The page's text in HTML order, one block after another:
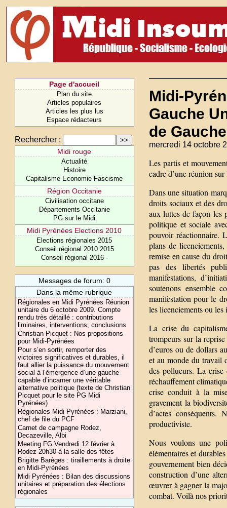
Page d'accueil
Plan du site
Articles populaires
Articles les plus lus
Espace rédacteurs
Rechercher :
Midi rouge
Actualité
Histoire
Capitalisme Economie Fascisme
Région Occitanie
Civilisation occitane
Départements Occitanie
PG sur le Midi
Midi Pyrénées Elections 2010
Elections régionales 2015
Conseil régional 2010 2015
Conseil régional 2016 -
Messages de forum: 0
Dans la même rubrique
Régionales en Midi Pyrénées Réunion
unitaire du 6 octobre 2009. Compte
rendu très détaillé : contributions
liminaires, interventions, conclusions
Christian Picquet : Nos propositions
pour Midi-Pyrénées
Pour s’en sortir, remporter des
victoires significatives et durables, il
faut allier la puissance du mouvement
social à l’émergence d’une gauche
capable d’incarner une véritable
alternative politique (texte de Christian
Picquet pour le site PG Midi
Pyrénées)
Régionales Midi Pyrénées : Marziani,
chef de file du PCF
Carnet de campagne Rodez,
Decazeville, Albi
Meeting FG Vendredi 12 février à
Rodez 20h30 à la salle des fêtes
Brigitte Barèges : tiraillements à droite
en Midi-Pyrénées
Midi Pyrénées : Bilan des discussions
unitaires et préparation des élections
régionales
Midi-
Gauche
de Gauche
mercredi 14 octobre
Les partis et
cadre d’une réunion
Dans une situation
droits sociaux et des
aux luttes de façon les
politique et sociale
pouvoir réactionnaire.
plans de
remise en cause du
pas des libertés
manifestations,
soutenons ensemble
manifestation pour le
les licenciements ou
La crise du
trompeurs sur la
d’euros ou de dollars
et au monde du travail
des pollueurs. La crise
réchauffement
crise conduit à la
gravement la
d’actes
productiviste.
Nous voulons une
élémentaires et
gouvernement bien
construction d’une
œuvrer à gagner la
combat. Voilà nos